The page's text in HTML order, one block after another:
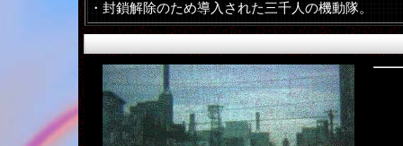
・封鎖解除のため導入された三千人の機動隊。